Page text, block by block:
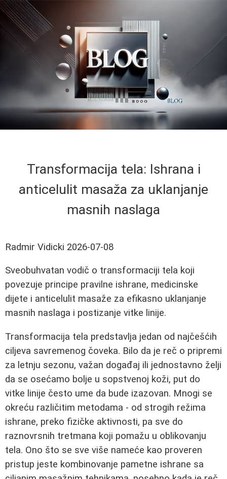
Transformacija tela: Ishrana i
anticelulit masaža za uklanjanje
masnih naslaga
Radmir Vidicki 2026-07-08
Sveobuhvatan vodič o transformaciji tela koji
povezuje principe pravilne ishrane, medicinske
dijete i anticelulit masaže za efikasno uklanjanje
masnih naslaga i postizanje vitke linije.
Transformacija tela predstavlja jedan od najčešćih
ciljeva savremenog čoveka. Bilo da je reč o pripremi
za letnju sezonu, važan događaj ili jednostavno želji
da se osećamo bolje u sopstvenoj koži, put do
vitke linije često ume da bude izazovan. Mnogi se
okreću različitim metodama - od strogih režima
ishrane, preko fizičke aktivnosti, pa sve do
raznovrsnih tretmana koji pomažu u oblikovanju
tela. Ono što se sve više nameće kao proveren
pristup jeste kombinovanje pametne ishrane sa